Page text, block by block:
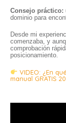
Consejo práctico:
dominio para
Desde mi
comenzaba, y
comprobación
posicionamiento.
VIDEO: ¿En
manual GRATIS